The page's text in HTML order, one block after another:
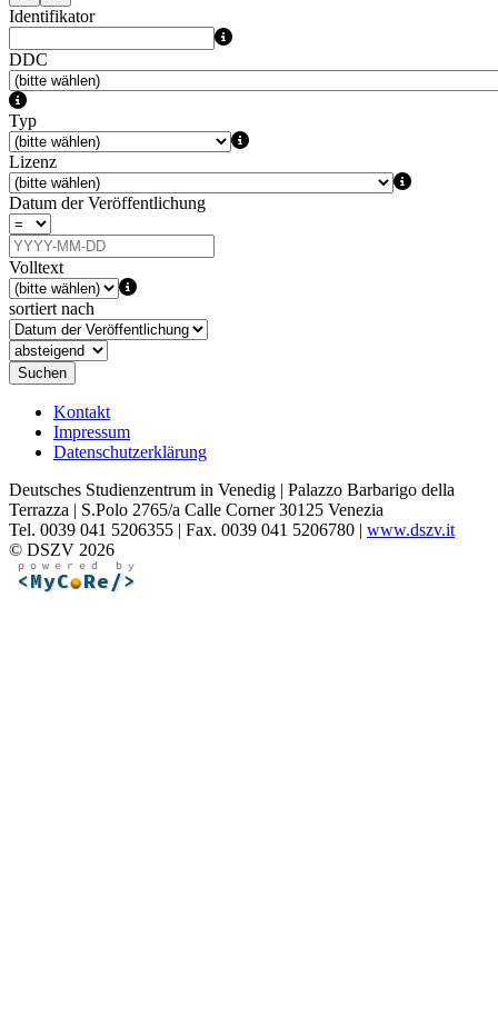
Identifikator
DDC
Typ
Lizenz
Datum der Veröffentlichung
Volltext
sortiert nach
Suchen
Kontakt
Impressum
Datenschutzerklärung
Deutsches Studienzentrum in Venedig | Palazzo Barbarigo della
Terrazza | S.Polo 2765/a Calle Corner 30125 Venezia
Tel. 0039 041 5206355 | Fax. 0039 041 5206780 | www.dszv.it
© DSZV 2026